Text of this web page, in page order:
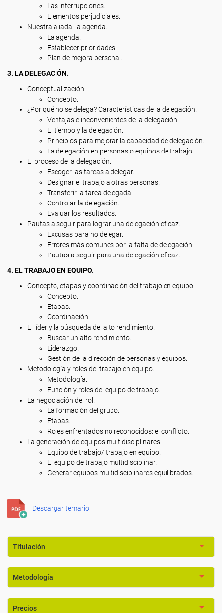
Las interrupciones.
Elementos perjudiciales.
Nuestra aliada: la agenda.
La agenda.
Establecer prioridades.
Plan de mejora personal.
3. LA DELEGACIÓN.
Conceptualización.
Concepto.
¿Por qué no se delega? Características de la delegación.
Ventajas e inconvenientes de la delegación.
El tiempo y la delegación.
Principios para mejorar la capacidad de delegación.
La delegación en personas o equipos de trabajo.
El proceso de la delegación.
Escoger las tareas a delegar.
Designar el trabajo a otras personas.
Transferir la tarea delegada.
Controlar la delegación.
Evaluar los resultados.
Pautas a seguir para lograr una delegación eficaz.
Excusas para no delegar.
Errores más comunes por la falta de delegación.
Pautas a seguir para una delegación eficaz.
4. EL TRABAJO EN EQUIPO.
Concepto, etapas y coordinación del trabajo en equipo.
Concepto.
Etapas.
Coordinación.
El líder y la búsqueda del alto rendimiento.
Buscar un alto rendimiento.
Liderazgo.
Gestión de la dirección de personas y equipos.
Metodología y roles del trabajo en equipo.
Metodología.
Función y roles del equipo de trabajo.
La negociación del rol.
La formación del grupo.
Etapas.
Roles enfrentados no reconocidos: el conflicto.
La generación de equipos multidisciplinares.
Equipo de trabajo/ trabajo en equipo.
El equipo de trabajo multidisciplinar.
Generar equipos multidisciplinares equilibrados.
Descargar temario
Titulación
Metodología
Precios